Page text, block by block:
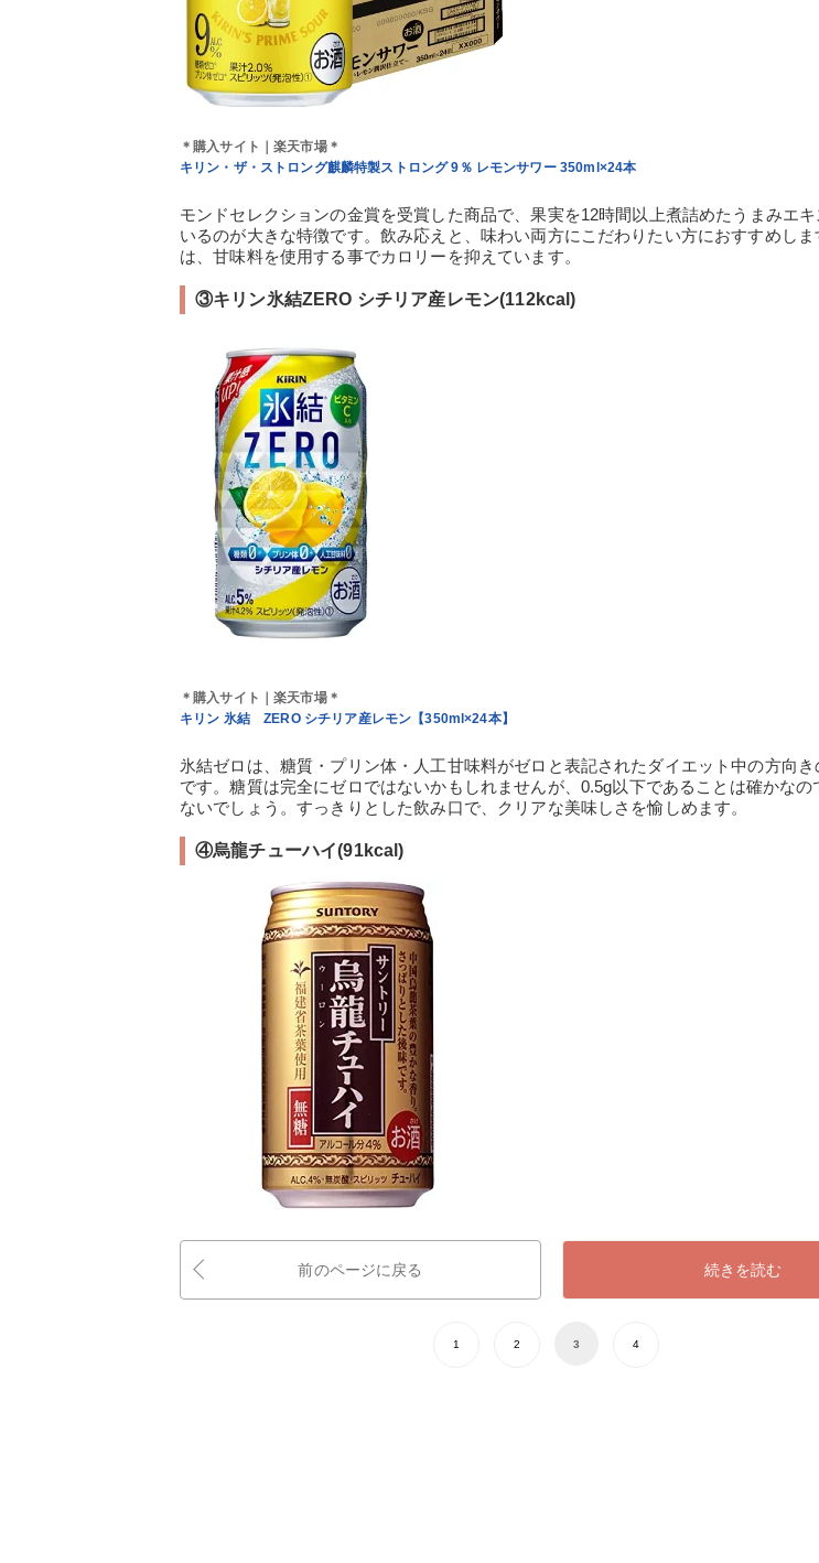
＊購入サイト｜楽天市場＊
キリン・ザ・ストロング麒麟特製ストロング 9％ レモンサワー 350ml×24本
モンドセレクションの金賞を受賞した商品で、果実を12時間以上煮詰めたうまみエ
いるのが大きな特徴です。飲み応えと、味わい両方にこだわりたい方におすすめしま
は、甘味料を使用する事でカロリーを抑えています。
③キリン氷結ZERO シチリア産レモン(112kcal)
＊購入サイト｜楽天市場＊
キリン 氷結 ZERO シチリア産レモン【350ml×24本】
氷結ゼロは、糖質・プリン体・人工甘味料がゼロと表記されたダイエット中の方向き
です。糖質は完全にゼロではないかもしれませんが、0.5g以下であることは確かなの
ないでしょう。すっきりとした飲み口で、クリアな美味しさを愉しめます。
④烏龍チューハイ(91kcal)
前のページに戻る 続きを読む
1 2 3 4